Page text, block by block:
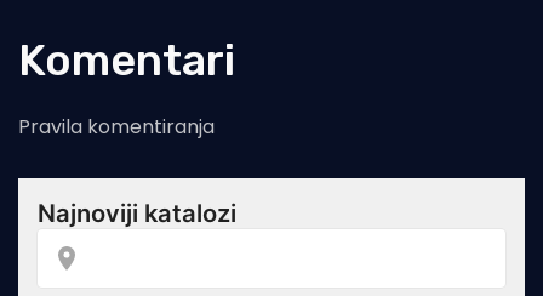
Komentari
Pravila komentiranja